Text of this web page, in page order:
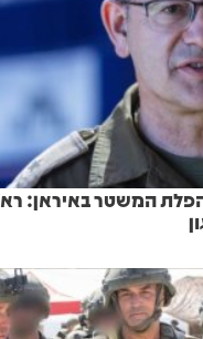
המשטר באיראן: